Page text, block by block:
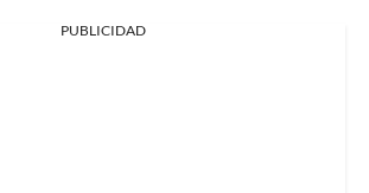
PUBLICIDAD